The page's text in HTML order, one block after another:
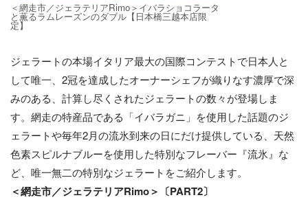
＜網⾛市／ジェラテリアRimo＞イバラショコラータ
と薫るラムレーズンのダブル【日本橋三越本店限
定】
ジェラートの本場イタリア最大の国際コンテストで日本人と
して唯一、2冠を達成したオーナーシェフが織りなす濃厚で深
みのある、計算し尽くされたジェラートの数々が登場しま
す。網走の特産品である「イバラガニ」を使用した話題のジ
ェラートや毎年2月の流氷到来の日にだけ提供している、天然
色素スピルナブルーを使用した特別なフレーバー『流氷』な
ど、唯一無二の特別なジェラートをご紹介します。
＜網⾛市／ジェラテリアRimo＞〔PART2〕